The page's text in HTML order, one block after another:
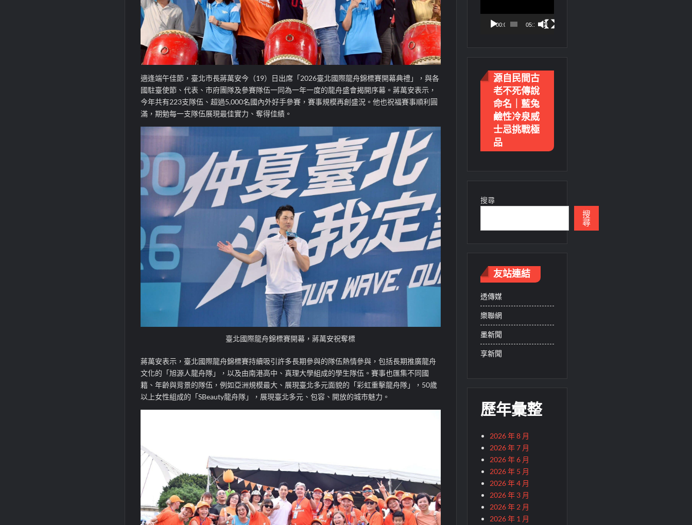
適逢端午佳節，臺北市長蔣萬安今（19）日出席「2026臺北國際龍舟錦標賽開幕典禮」，與各
國駐臺使節、代表、市府團隊及參賽隊伍一同為一年一度的龍舟盛會揭開序幕。蔣萬安表示，
今年共有223支隊伍、超過5,000名國內外好手參賽，賽事規模再創盛況。他也祝福賽事順利圓
滿，期勉每一支隊伍展現最佳實力、奪得佳績。
臺北國際龍舟錦標賽開幕，蔣萬安祝奪標
蔣萬安表示，臺北國際龍舟錦標賽持續吸引許多長期參與的隊伍熱情參與，包括長期推廣龍舟
文化的「旭源人龍舟隊」，以及由南港高中、真理大學組成的學生隊伍。賽事也匯集不同國
籍、年齡與背景的隊伍，例如亞洲規模最大、展現臺北多元面貌的「彩虹重擊龍舟隊」，50歲
以上女性組成的「SBeauty龍舟隊」，展現臺北多元、包容、開放的城市魅力。
00:00 05:18
源自民間古
老不死傳說
命名｜藍兔
鹼性冷泉威
士忌挑戰極
品
搜尋
搜
尋
友站連結
透傳媒
樂聯網
墨新聞
享新聞
歷年彙整
2026 年 8 月
2026 年 7 月
2026 年 6 月
2026 年 5 月
2026 年 4 月
2026 年 3 月
2026 年 2 月
2026 年 1 月